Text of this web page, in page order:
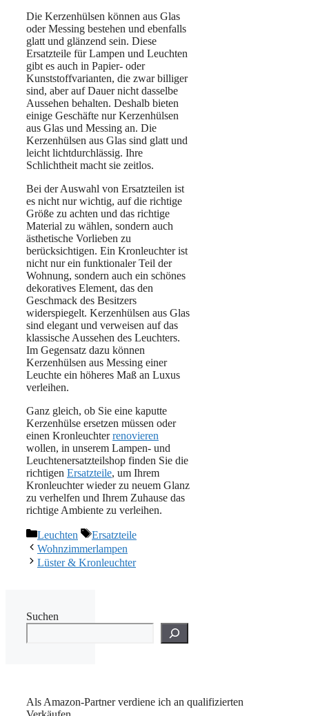
Die Kerzenhülsen können aus Glas
oder Messing bestehen und ebenfalls
glatt und glänzend sein. Diese
Ersatzteile für Lampen und Leuchten
gibt es auch in Papier- oder
Kunststoffvarianten, die zwar billiger
sind, aber auf Dauer nicht dasselbe
Aussehen behalten. Deshalb bieten
einige Geschäfte nur Kerzenhülsen
aus Glas und Messing an. Die
Kerzenhülsen aus Glas sind glatt und
leicht lichtdurchlässig. Ihre
Schlichtheit macht sie zeitlos.
Bei der Auswahl von Ersatzteilen ist
es nicht nur wichtig, auf die richtige
Größe zu achten und das richtige
Material zu wählen, sondern auch
ästhetische Vorlieben zu
berücksichtigen. Ein Kronleuchter ist
nicht nur ein funktionaler Teil der
Wohnung, sondern auch ein schönes
dekoratives Element, das den
Geschmack des Besitzers
widerspiegelt. Kerzenhülsen aus Glas
sind elegant und verweisen auf das
klassische Aussehen des Leuchters.
Im Gegensatz dazu können
Kerzenhülsen aus Messing einer
Leuchte ein höheres Maß an Luxus
verleihen.
Ganz gleich, ob Sie eine kaputte
Kerzenhülse ersetzen müssen oder
einen Kronleuchterrenovieren
wollen, in unserem Lampen- und
Leuchtenersatzteilshop finden Sie die
richtigen Ersatzteile, um Ihrem
Kronleuchter wieder zu neuem Glanz
zu verhelfen und Ihrem Zuhause das
richtige Ambiente zu verleihen.
Kategorien
Leuchten Schlagwörter
Ersatzteile
Wohnzimmerlampen
Lüster & Kronleuchter
Suchen
Als Amazon-Partner verdiene ich an qualifizierten